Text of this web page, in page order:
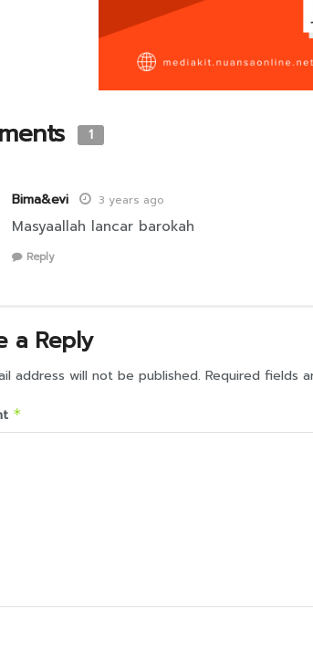
1
Bima&evi 3 years ago
Masyaallah lancar barokah
Reply
a Reply
address will not be published. Required fields
*